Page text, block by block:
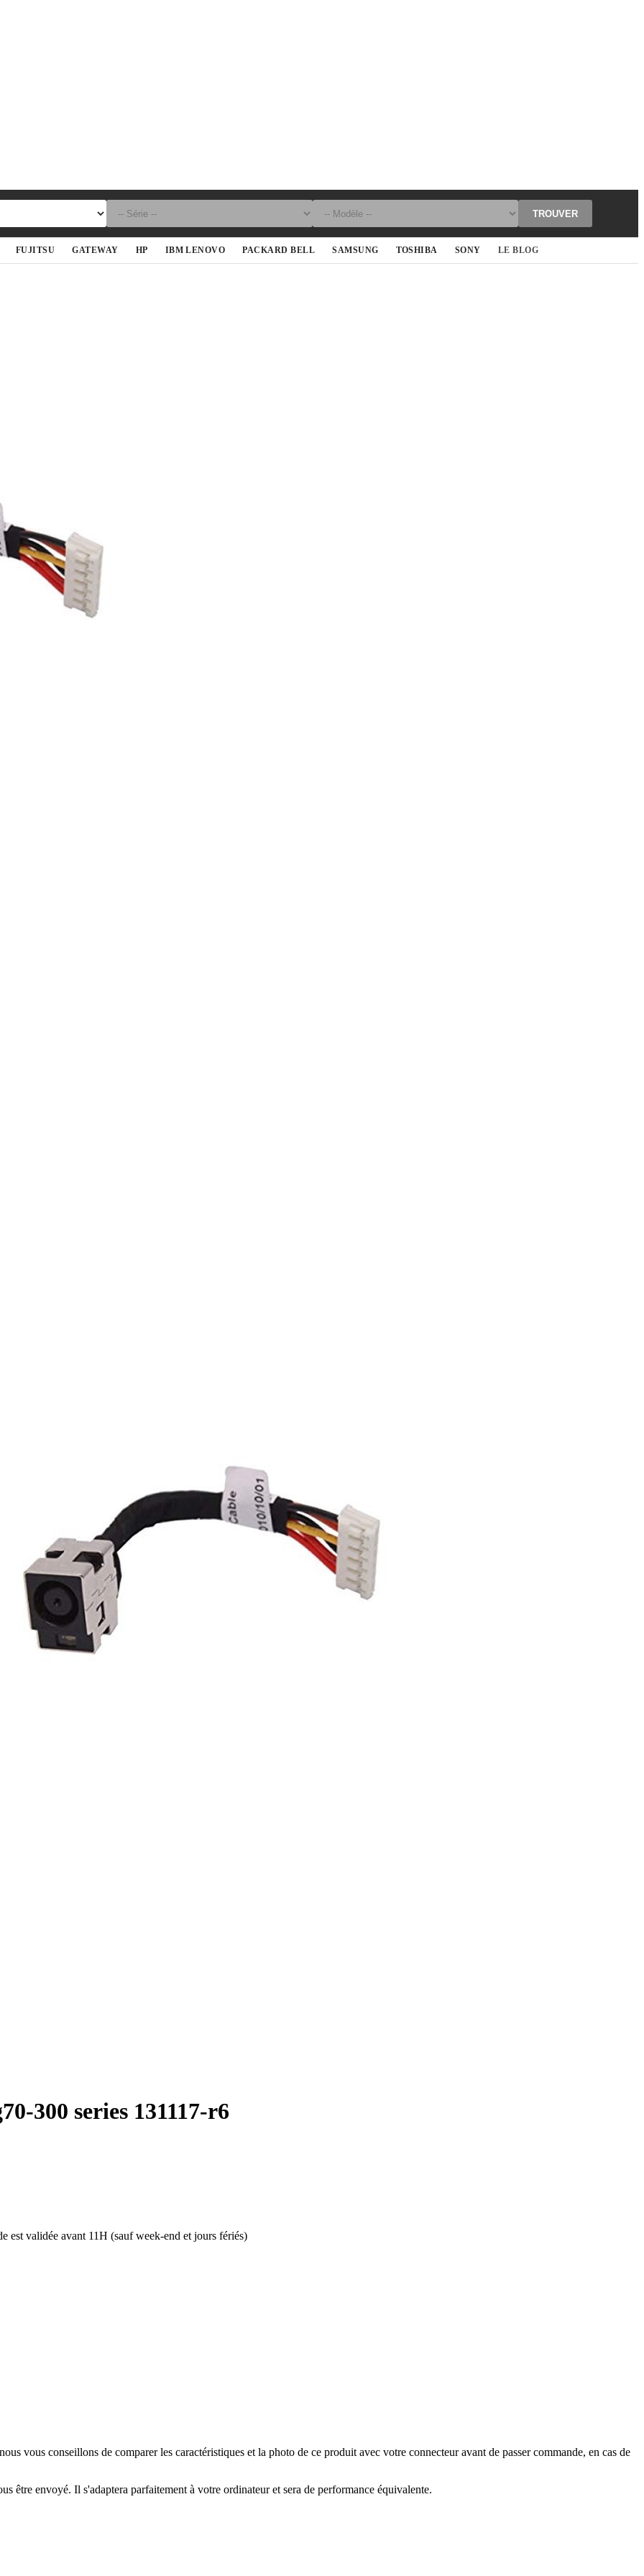
TROUVER
FUJITSU GATEWAY HP IBM LENOVO PACKARD BELL SAMSUNG TOSHIBA SONY LE BLOG
300 series 131117-r6
est validée avant 11H (sauf week-end et jours fériés)
vous conseillons de comparer les caractéristiques et la photo de ce produit avec votre connecteur avant de passer commande, en cas de
être envoyé. Il s'adaptera parfaitement à votre ordinateur et sera de performance équivalente.